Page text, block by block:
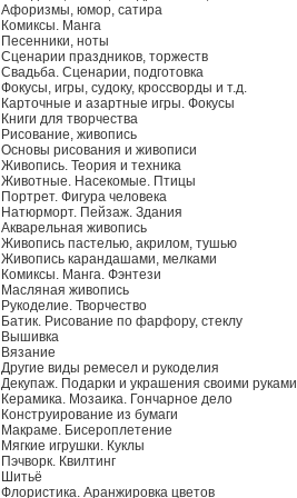
Афоризмы, юмор, сатира
Комиксы. Манга
Песенники, ноты
Сценарии праздников, торжеств
Свадьба. Сценарии, подготовка
Фокусы, игры, судоку, кроссворды и т.д.
Карточные и азартные игры. Фокусы
Книги для творчества
Рисование, живопись
Основы рисования и живописи
Живопись. Теория и техника
Животные. Насекомые. Птицы
Портрет. Фигура человека
Натюрморт. Пейзаж. Здания
Акварельная живопись
Живопись пастелью, акрилом, тушью
Живопись карандашами, мелками
Комиксы. Манга. Фэнтези
Масляная живопись
Рукоделие. Творчество
Батик. Рисование по фарфору, стеклу
Вышивка
Вязание
Другие виды ремесел и рукоделия
Декупаж. Подарки и украшения своими руками
Керамика. Мозаика. Гончарное дело
Конструирование из бумаги
Макраме. Бисероплетение
Мягкие игрушки. Куклы
Пэчворк. Квилтинг
Шитьё
Флористика. Аранжировка цветов